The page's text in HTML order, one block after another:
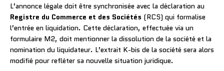
L’annonce légale doit être synchronisée avec la déclaration au
Registre du Commerce et des Sociétés (RCS) qui formalise
l’entrée en liquidation. Cette déclaration, effectuée via un
formulaire M2, doit mentionner la dissolution de la société et la
nomination du liquidateur. L’extrait K-bis de la société sera alors
modifié pour refléter sa nouvelle situation juridique.